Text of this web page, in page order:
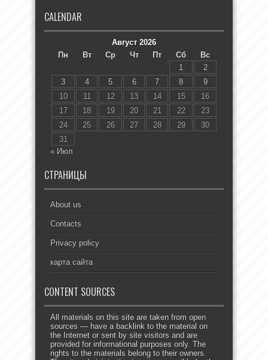
CALENDAR
Август 2026
Пн
Вт Ср Чт Пт Сб
Вс
1
2
3
4 5 6 7 8
9
10
11 12 13 14 15
16
17
18 19 20 21 22
23
24
25 26 27 28 29
30
31
« Июл
СТРАНИЦЫ
About us
Contacts
Privacy policy
карта сайта
CONTENT SOURCES
All materials on this site are taken from open
sources — have a backlink to the material on
the Internet or sent by site visitors and are
provided for informational purposes only. The
rights to the materials belong to their owners.